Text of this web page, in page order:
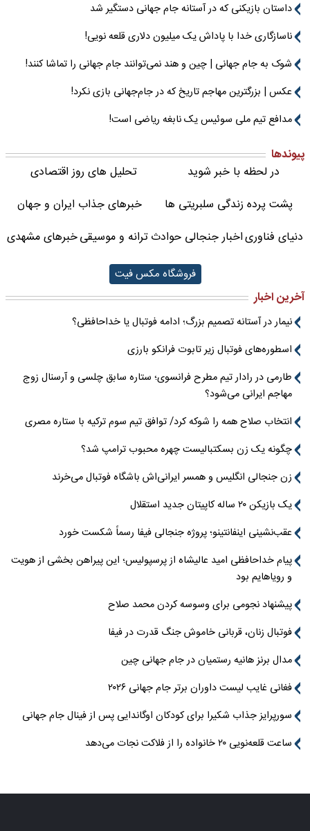
داستان بازیکنی که در آستانه جام جهانی دستگیر شد
ناسازگاری خدا با پاداش یک میلیون دلاری قلعه نویی!
شوک به جام جهانی | چین و هند نمی‌توانند جام جهانی را تماشا کنند!
عکس | بزرگترین مهاجم تاریخ که در جام‌جهانی بازی نکرد!
مدافع تیم ملی سوئیس یک نابغه ریاضی است!
پیوندها
در لحظه با خبر شوید
تحلیل های روز اقتصادی
پشت پرده زندگی سلبریتی ها
خبرهای جذاب ایران و جهان
دنیای فناوریاخبار جنجالی حوادثترانه و موسیقیخبرهای مشهدی
فروشگاه مکس فیت
آخرین اخبار
نیمار در آستانه تصمیم بزرگ؛ ادامه فوتبال یا خداحافظی؟
اسطوره‌های فوتبال زیر تابوت فرانکو بارزی
طارمی در رادار تیم مطرح فرانسوی؛ ستاره سابق چلسی و آرسنال زوج
مهاجم ایرانی می‌شود؟
انتخاب صلاح همه را شوکه کرد/ توافق تیم سوم ترکیه با ستاره مصری
چگونه یک زن بسکتبالیست چهره محبوب ترامپ شد؟
زن جنجالی انگلیس و همسر ایرانی‌اش باشگاه فوتبال می‌خرند
یک بازیکن ۲۰ ساله کاپیتان جدید استقلال
عقب‌نشینی اینفانتینو؛ پروژه جنجالی فیفا رسماً شکست خورد
پیام خداحافظی امید عالیشاه از پرسپولیس؛ این پیراهن بخشی از هویت
و رویاهایم بود
پیشنهاد نجومی برای وسوسه کردن محمد صلاح
فوتبال زنان، قربانی خاموش جنگ قدرت در فیفا
مدال برنز هانیه رستمیان در جام جهانی چین
فغانی غایب لیست داوران برتر جام جهانی ۲۰۲۶
سورپرایز جذاب شکیرا برای کودکان اوگاندایی پس از فینال جام جهانی
ساعت قلعه‌نویی ۲۰ خانواده را از فلاکت نجات می‌دهد